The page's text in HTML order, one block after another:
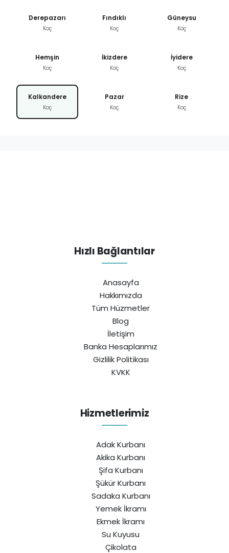
Derepazarı
Koç
Fındıklı
Koç
Güneysu
Koç
Hemşin
Koç
İkizdere
Koç
İyidere
Koç
Kalkandere
Koç
Pazar
Koç
Rize
Koç
Hızlı Bağlantılar
Anasayfa
Hakkımızda
Tüm Hüzmetler
Blog
İletişim
Banka Hesaplarımız
Gizlilik Politikası
KVKK
Hizmetlerimiz
Adak Kurbanı
Akika Kurbanı
Şifa Kurbanı
Şükür Kurbanı
Sadaka Kurbanı
Yemek İkramı
Ekmek İkramı
Su Kuyusu
Çikolata